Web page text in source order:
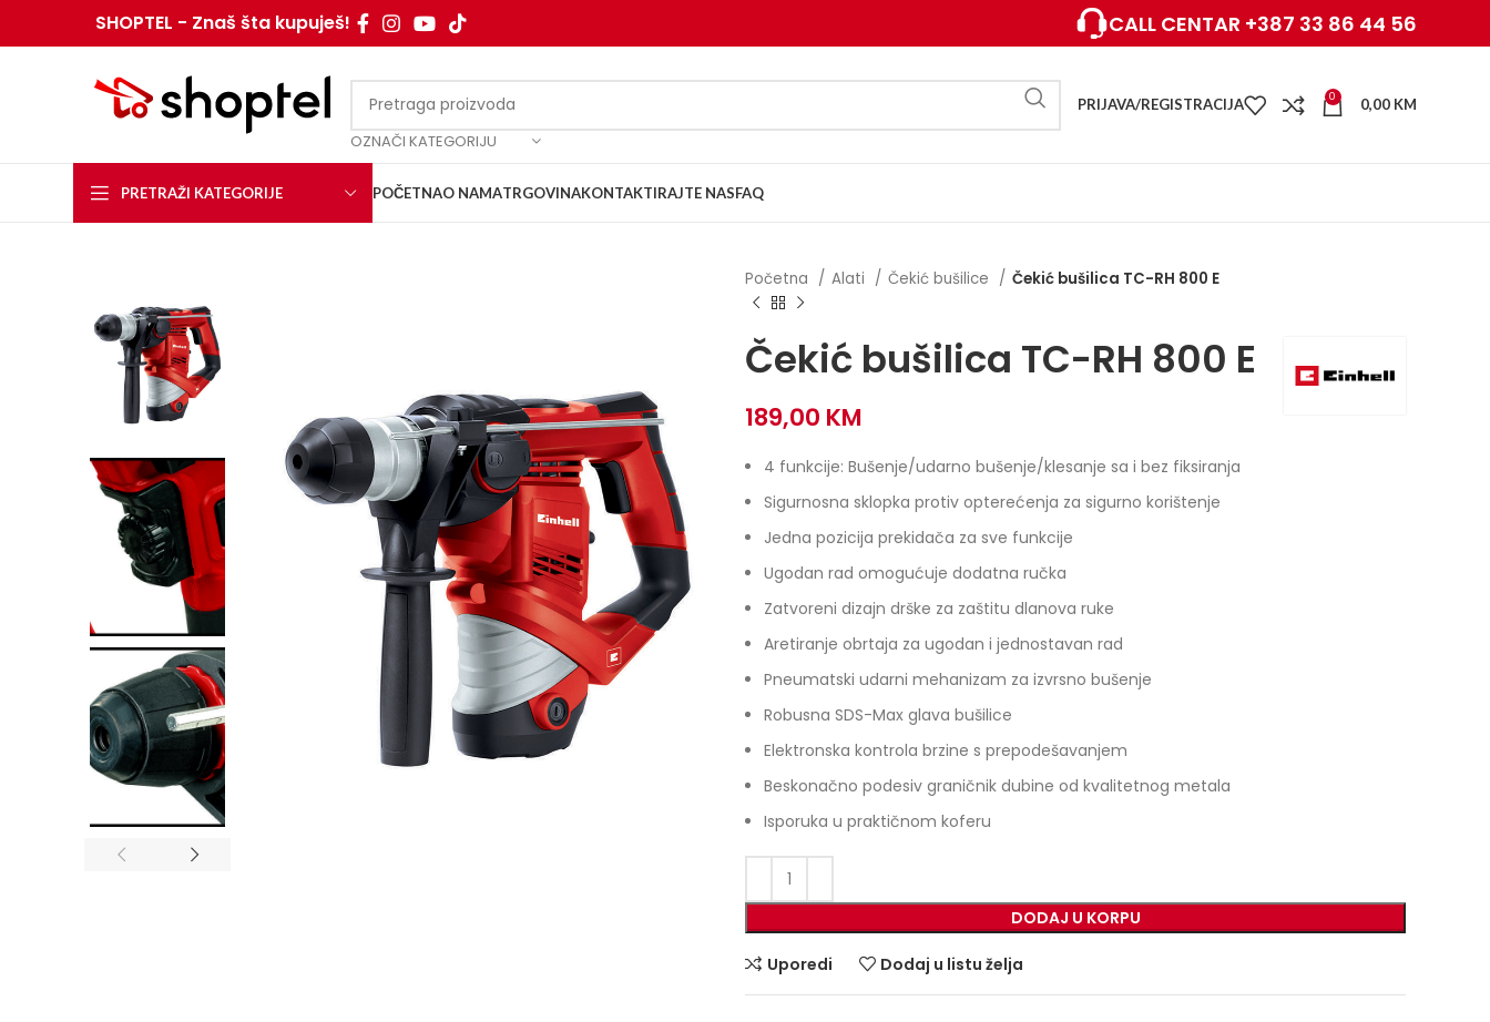
SHOPTEL - Znaš šta kupuješ! CALL CENTAR +387 33 86 44 56
OZNAČI KATEGORIJU
PRIJAVA/REGISTRACIJA 0 0,00 KM
PRETRAŽI KATEGORIJE POČETNAO NAMATRGOVINAKONTAKTIRAJTE NASFAQ
Početna Alati Čekić bušilice Čekić bušilica TC-RH 800 E
Čekić bušilica TC-RH 800 E
189,00 KM
4 funkcije: Bušenje/udarno bušenje/klesanje sa i bez fiksiranja
Sigurnosna sklopka protiv opterećenja za sigurno korištenje
Jedna pozicija prekidača za sve funkcije
Ugodan rad omogućuje dodatna ručka
Zatvoreni dizajn drške za zaštitu dlanova ruke
Aretiranje obrtaja za ugodan i jednostavan rad
Pneumatski udarni mehanizam za izvrsno bušenje
Robusna SDS-Max glava bušilice
Elektronska kontrola brzine s prepodešavanjem
Beskonačno podesiv graničnik dubine od kvalitetnog metala
Isporuka u praktičnom koferu
DODAJ U KORPU
Uporedi Dodaj u listu želja